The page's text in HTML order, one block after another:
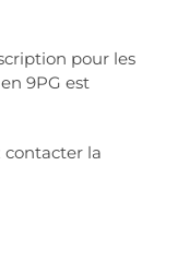
pour les
9PG est
contacter la